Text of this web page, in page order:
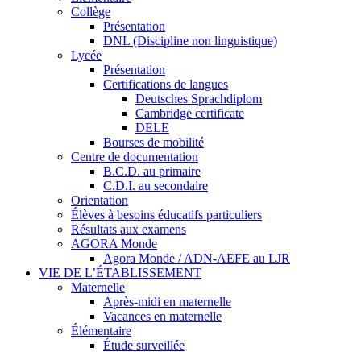
Collège
Présentation
DNL (Discipline non linguistique)
Lycée
Présentation
Certifications de langues
Deutsches Sprachdiplom
Cambridge certificate
DELE
Bourses de mobilité
Centre de documentation
B.C.D. au primaire
C.D.I. au secondaire
Orientation
Élèves à besoins éducatifs particuliers
Résultats aux examens
AGORA Monde
Agora Monde / ADN-AEFE au LJR
VIE DE L’ÉTABLISSEMENT
Maternelle
Après-midi en maternelle
Vacances en maternelle
Élémentaire
Étude surveillée